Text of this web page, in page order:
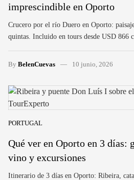
imprescindible en Oporto
Crucero por el río Duero en Oporto:
quintas. Incluido en tours desde USD 866
By BelenCuevas 10 junio, 2026
PORTUGAL
Qué ver en Oporto en 3 días:
vino y excursiones
Itinerario de 3 días en Oporto: Ribeira,